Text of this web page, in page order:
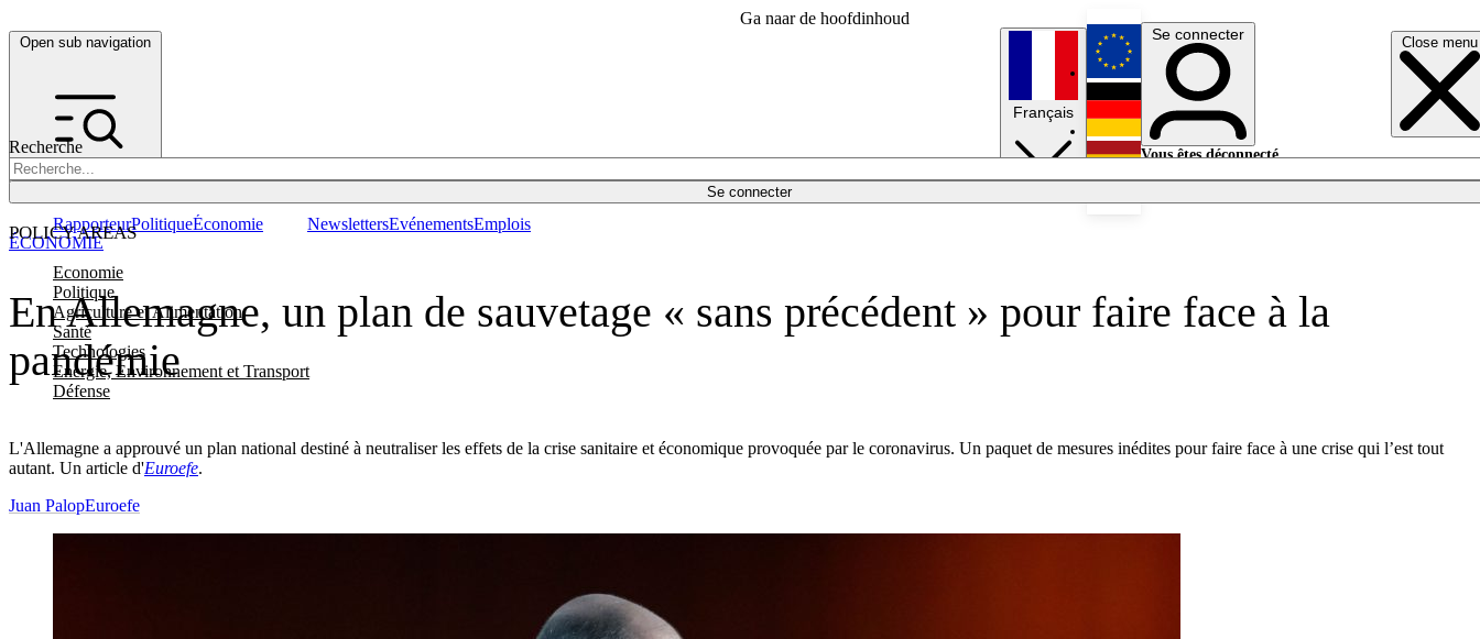
Ga naar de hoofdinhoud
Open sub navigation Close menu
Recherche
Se connecter
POLICY AREAS
Economie
Politique
Agriculture et Alimentation
Santé
Technologies
Energie, Environnement et Transport
Défense
RapporteurPolitiqueÉconomie NewslettersEvénementsEmplois
Français
English
Deutsch
Se connecter
Vous êtes déconnecté.
En Allemagne, un plan de sauvetage « sans précédent » pour faire face à la
pandémie
L'Allemagne a approuvé un plan national destiné à neutraliser les effets de la crise sanitaire et économique provoquée par le coronavirus. Un paquet de mesures inédites pour faire face à une crise qui l’est tout
autant. Un article d'Euroefe.
ÉCONOMIE
Juan PalopEuroefe